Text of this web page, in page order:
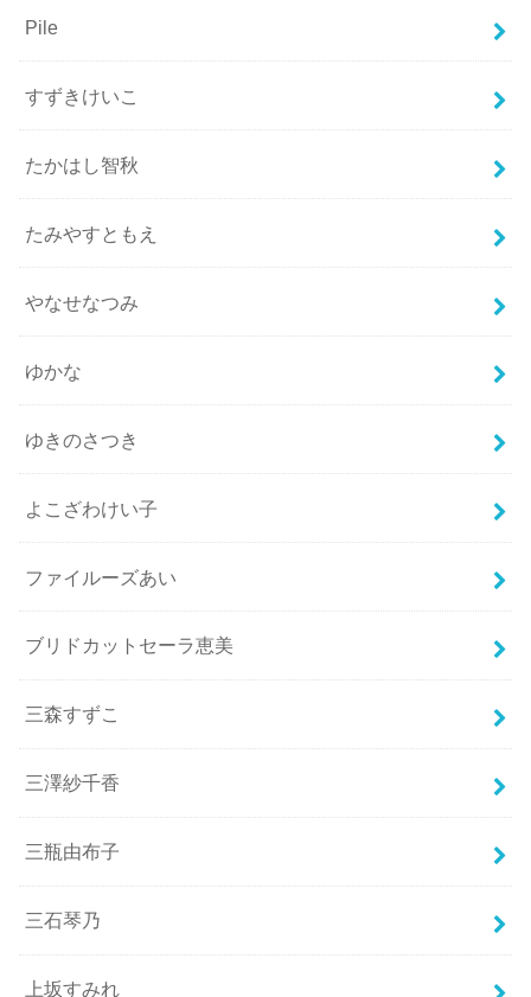
Pile
すずきけいこ
たかはし智秋
たみやすともえ
やなせなつみ
ゆかな
ゆきのさつき
よこざわけい子
ファイルーズあい
ブリドカットセーラ恵美
三森すずこ
三澤紗千香
三瓶由布子
三石琴乃
上坂すみれ